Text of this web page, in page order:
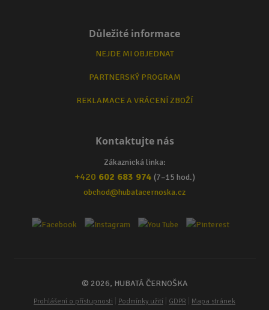
Důležité informace
NEJDE MI OBJEDNAT
PARTNERSKÝ PROGRAM
REKLAMACE A VRÁCENÍ ZBOŽÍ
Kontaktujte nás
Zákaznická linka:
+420 602 683 974 (7–15 hod.)
obchod@hubatacernoska.cz
© 2026, HUBATÁ ČERNOŠKA
Prohlášení o přístupnosti Podmínky užití GDPR Mapa stránek